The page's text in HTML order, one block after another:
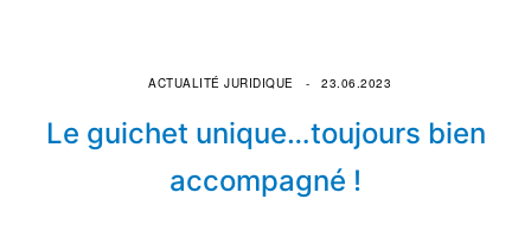
Commissariat aux comptes
On parle de nous
Le guichet unique…toujours bien
accompagné !
23.06.2023
ACTUALITÉ JURIDIQUE